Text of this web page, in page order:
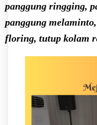
panggung ringging,
panggung
floring, tutup kolam